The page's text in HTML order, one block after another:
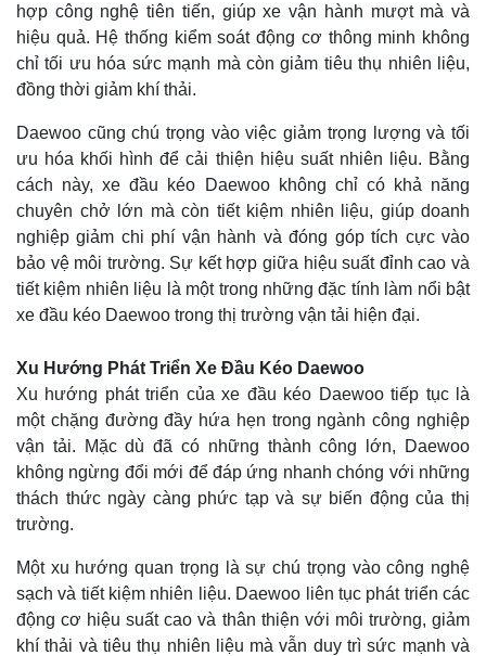
hợp công nghệ tiên tiến, giúp xe vận hành mượt mà và
hiệu quả. Hệ thống kiểm soát động cơ thông minh không
chỉ tối ưu hóa sức mạnh mà còn giảm tiêu thụ nhiên liệu,
đồng thời giảm khí thải.
Daewoo cũng chú trọng vào việc giảm trọng lượng và tối
ưu hóa khối hình để cải thiện hiệu suất nhiên liệu. Bằng
cách này, xe đầu kéo Daewoo không chỉ có khả năng
chuyên chở lớn mà còn tiết kiệm nhiên liệu, giúp doanh
nghiệp giảm chi phí vận hành và đóng góp tích cực vào
bảo vệ môi trường. Sự kết hợp giữa hiệu suất đỉnh cao và
tiết kiệm nhiên liệu là một trong những đặc tính làm nổi bật
xe đầu kéo Daewoo trong thị trường vận tải hiện đại.
Xu Hướng Phát Triển Xe Đầu Kéo Daewoo
Xu hướng phát triển của xe đầu kéo Daewoo tiếp tục là
một chặng đường đầy hứa hẹn trong ngành công nghiệp
vận tải. Mặc dù đã có những thành công lớn, Daewoo
không ngừng đổi mới để đáp ứng nhanh chóng với những
thách thức ngày càng phức tạp và sự biến động của thị
trường.
Một xu hướng quan trọng là sự chú trọng vào công nghệ
sạch và tiết kiệm nhiên liệu. Daewoo liên tục phát triển các
động cơ hiệu suất cao và thân thiện với môi trường, giảm
khí thải và tiêu thụ nhiên liệu mà vẫn duy trì sức mạnh và